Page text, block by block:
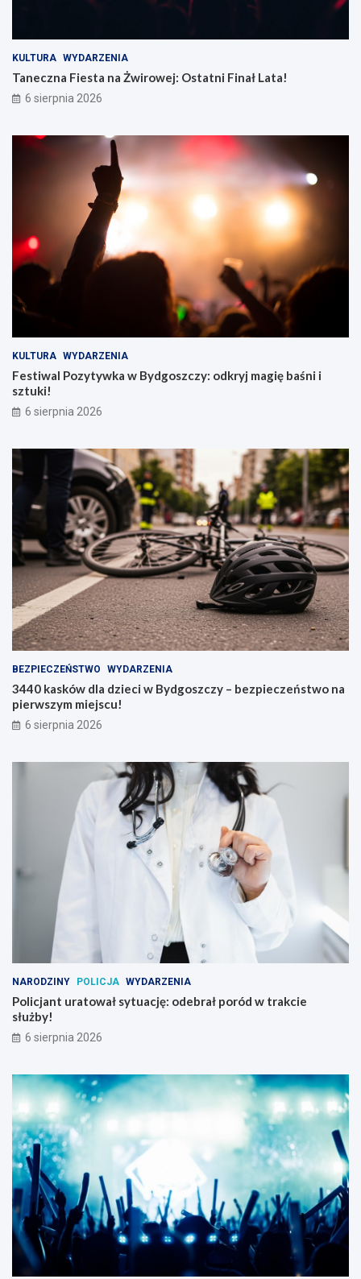
KULTURA WYDARZENIA
Taneczna Fiesta na Żwirowej: Ostatni Finał Lata!
6 sierpnia 2026
KULTURA WYDARZENIA
Festiwal Pozytywka w Bydgoszczy: odkryj magię baśni i
sztuki!
6 sierpnia 2026
BEZPIECZEŃSTWO WYDARZENIA
3440 kasków dla dzieci w Bydgoszczy – bezpieczeństwo na
pierwszym miejscu!
6 sierpnia 2026
NARODZINY POLICJA WYDARZENIA
Policjant uratował sytuację: odebrał poród w trakcie
służby!
6 sierpnia 2026